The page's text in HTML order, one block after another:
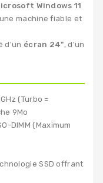
Windows 11
machine fiable et
d'un écran 24", d'un
(Turbo =
9Mo
DIMM (Maximum
SSD offrant